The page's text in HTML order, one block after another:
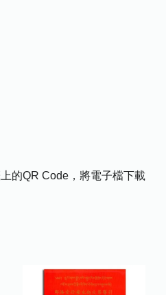
的QR Code，將電子檔下載